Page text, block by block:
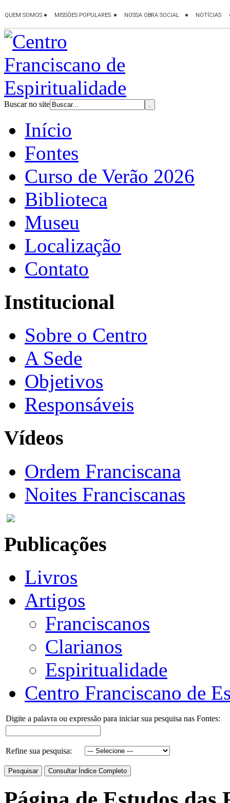
Buscar no site
Início
Fontes
Curso de Verão 2026
Biblioteca
Museu
Localização
Contato
Institucional
Sobre o Centro
A Sede
Objetivos
Responsáveis
Vídeos
Ordem Franciscana
Noites Franciscanas
Publicações
Livros
Artigos
Franciscanos
Clarianos
Espiritualidade
Centro Franciscano de
Digite a palavra ou expressão para iniciar sua pesquisa nas Fontes:
Refine sua pesquisa: